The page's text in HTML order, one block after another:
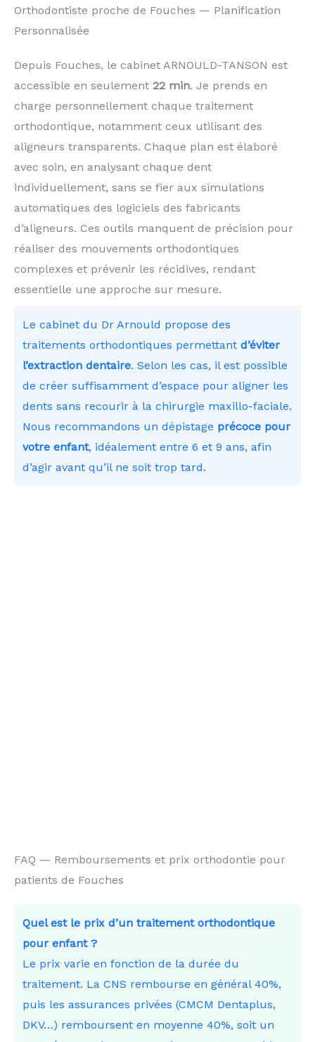
Orthodontiste proche de Fouches — Planification
Personnalisée
Depuis Fouches, le cabinet ARNOULD-TANSON est
accessible en seulement 22 min. Je prends en
charge personnellement chaque traitement
orthodontique, notamment ceux utilisant des
aligneurs transparents. Chaque plan est élaboré
avec soin, en analysant chaque dent
individuellement, sans se fier aux simulations
automatiques des logiciels des fabricants
d’aligneurs. Ces outils manquent de précision pour
réaliser des mouvements orthodontiques
complexes et prévenir les récidives, rendant
essentielle une approche sur mesure.
Le cabinet du Dr Arnould propose des
traitements orthodontiques permettant d’éviter
l’extraction dentaire. Selon les cas, il est possible
de créer suffisamment d’espace pour aligner les
dents sans recourir à la chirurgie maxillo-faciale.
Nous recommandons un dépistage précoce pour
votre enfant, idéalement entre 6 et 9 ans, afin
d’agir avant qu’il ne soit trop tard.
FAQ — Remboursements et prix orthodontie pour
patients de Fouches
Quel est le prix d’un traitement orthodontique
pour enfant ?
Le prix varie en fonction de la durée du
traitement. La CNS rembourse en général 40%,
puis les assurances privées (CMCM Dentaplus,
DKV…) remboursent en moyenne 40%, soit un